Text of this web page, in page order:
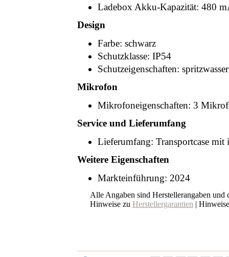
Ladebox Akku-Kapazität: 480
Design
Farbe: schwarz
Schutzklasse: IP54
Schutzeigenschaften:
Mikrofon
Mikrofoneigenschaften: 3
Service und Lieferumfang
Lieferumfang: Transportcase mit
Weitere Eigenschaften
Markteinführung: 2024
Alle Angaben sind Herstellerangaben und
Hinweise zu Herstellergarantien |